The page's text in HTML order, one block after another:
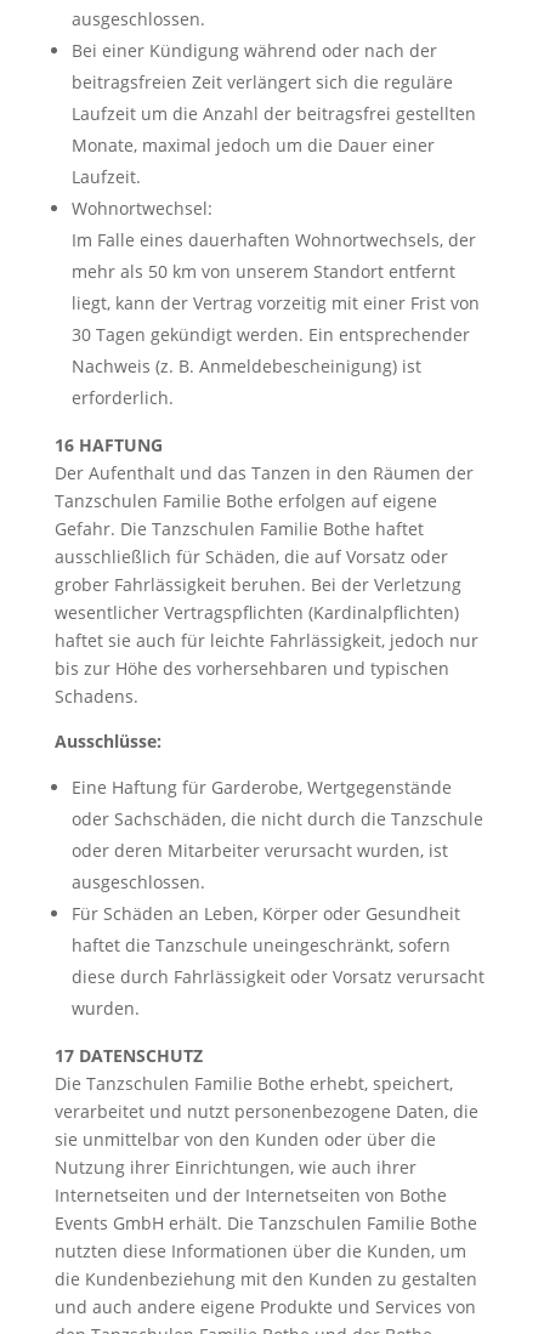
ausgeschlossen.
Bei einer Kündigung während oder nach der
beitragsfreien Zeit verlängert sich die reguläre
Laufzeit um die Anzahl der beitragsfrei gestellten
Monate, maximal jedoch um die Dauer einer
Laufzeit.
Wohnortwechsel:
Im Falle eines dauerhaften Wohnortwechsels, der
mehr als 50 km von unserem Standort entfernt
liegt, kann der Vertrag vorzeitig mit einer Frist von
30 Tagen gekündigt werden. Ein entsprechender
Nachweis (z. B. Anmeldebescheinigung) ist
erforderlich.
16 HAFTUNG
Der Aufenthalt und das Tanzen in den Räumen der
Tanzschulen Familie Bothe erfolgen auf eigene
Gefahr. Die Tanzschulen Familie Bothe haftet
ausschließlich für Schäden, die auf Vorsatz oder
grober Fahrlässigkeit beruhen. Bei der Verletzung
wesentlicher Vertragspflichten (Kardinalpflichten)
haftet sie auch für leichte Fahrlässigkeit, jedoch nur
bis zur Höhe des vorhersehbaren und typischen
Schadens.
Ausschlüsse:
Eine Haftung für Garderobe, Wertgegenstände
oder Sachschäden, die nicht durch die Tanzschule
oder deren Mitarbeiter verursacht wurden, ist
ausgeschlossen.
Für Schäden an Leben, Körper oder Gesundheit
haftet die Tanzschule uneingeschränkt, sofern
diese durch Fahrlässigkeit oder Vorsatz verursacht
wurden.
17 DATENSCHUTZ
Die Tanzschulen Familie Bothe erhebt, speichert,
verarbeitet und nutzt personenbezogene Daten, die
sie unmittelbar von den Kunden oder über die
Nutzung ihrer Einrichtungen, wie auch ihrer
Internetseiten und der Internetseiten von Bothe
Events GmbH erhält. Die Tanzschulen Familie Bothe
nutzten diese Informationen über die Kunden, um
die Kundenbeziehung mit den Kunden zu gestalten
und auch andere eigene Produkte und Services von